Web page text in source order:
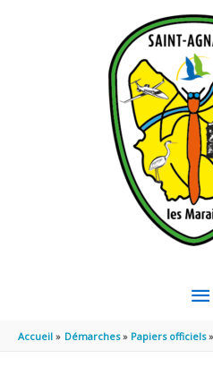
Accueil Démarches Papiers officiels